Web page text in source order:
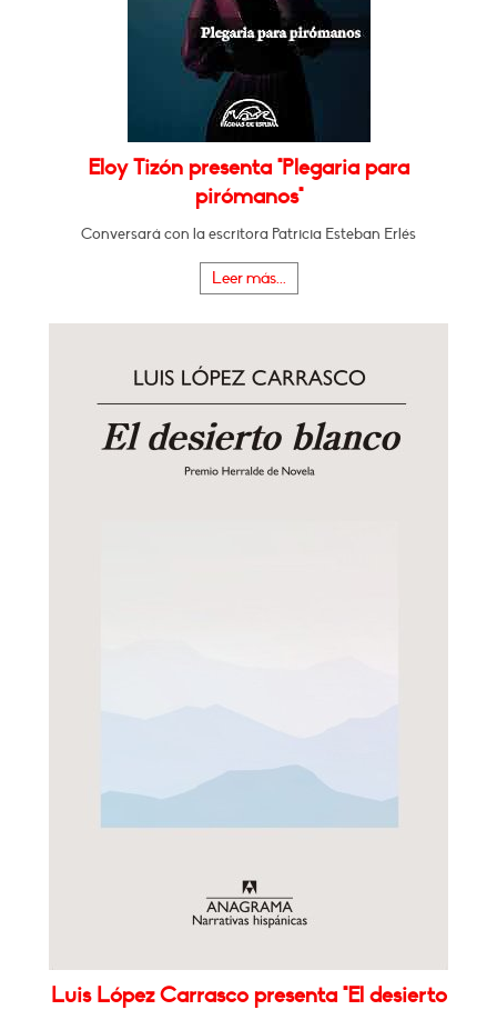
Eloy Tizón presenta "Plegaria para
pirómanos"
Conversará con la escritora Patricia Esteban Erlés
Leer más...
Luis López Carrasco presenta "El desierto